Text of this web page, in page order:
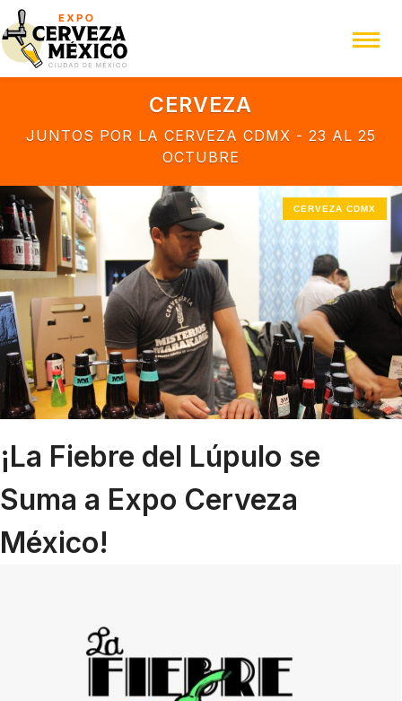
CERVEZA
JUNTOS POR LA CERVEZA CDMX - 23 AL 25
OCTUBRE
CERVEZA CDMX
¡La Fiebre del Lúpulo se
Suma a Expo Cerveza
México!